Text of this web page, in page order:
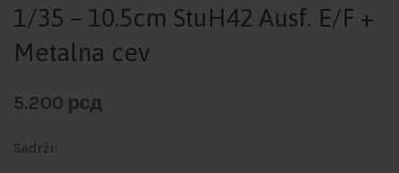
1/35 – 10.5cm StuH42 Ausf. E/F +
Metalna cev
5.200 рсд
Sadrži: